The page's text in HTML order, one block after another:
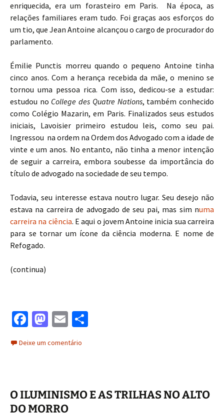
enriquecida, era um forasteiro em Paris. Na época, as
relações familiares eram tudo. Foi graças aos esforços do
um tio, que Jean Antoine alcançou o cargo de procurador do
parlamento.
Émilie Punctis morreu quando o pequeno Antoine tinha
cinco anos. Com a herança recebida da mãe, o menino se
tornou uma pessoa rica. Com isso, dedicou-se a estudar:
estudou no College des Quatre Nations, também conhecido
como Colégio Mazarin, em Paris. Finalizados seus estudos
iniciais, Lavoisier primeiro estudou leis, como seu pai.
Ingressou na ordem na Ordem dos Advogado com a idade de
vinte e um anos. No entanto, não tinha a menor intenção
de seguir a carreira, embora soubesse da importância do
título de advogado na sociedade de seu tempo.
Todavia, seu interesse estava noutro lugar. Seu desejo não
estava na carreira de advogado de seu pai, mas sim numa
carreira na ciência. E aqui o jovem Antoine inicia sua carreira
para se tornar um ícone da ciência moderna. E nome de
Refogado.
(continua)
Fa
b
k
M
to
n
E
m
ai
Deixe um comentário
O ILUMINISMO E AS TRILHAS NO ALTO
DO MORRO